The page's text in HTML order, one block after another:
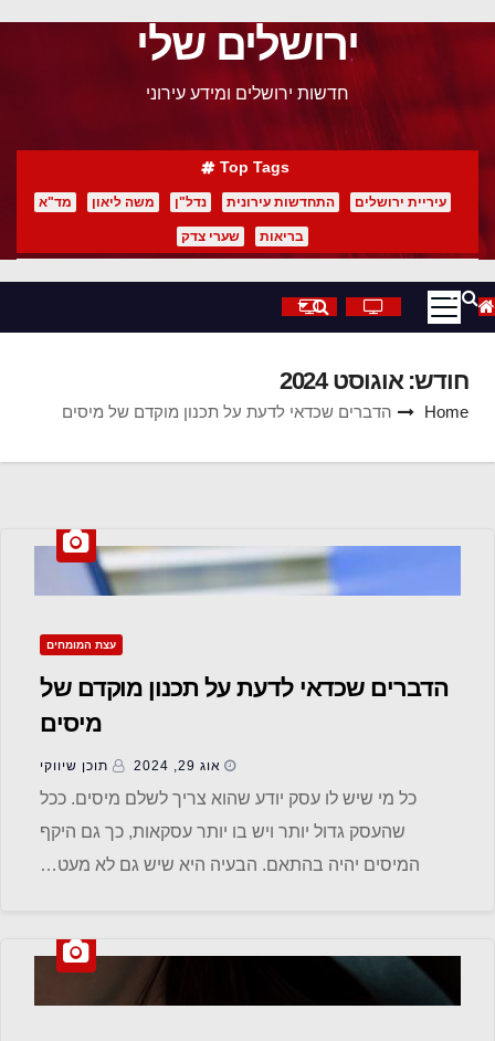
ירושלים שלי
חדשות ירושלים ומידע עירוני
Top Tags
עיריית ירושלים התחדשות עירונית נדל"ן משה ליאון מד"א
בריאות שערי צדק
חודש:אוגוסט 2024
Home הדברים שכדאי לדעת על תכנון מוקדם של מיסים
עצת המומחים
הדברים שכדאי לדעת על תכנון מוקדם של
מיסים
אוג 29, 2024 תוכן שיווקי
כל מי שיש לו עסק יודע שהוא צריך לשלם מיסים. ככל
שהעסק גדול יותר ויש בו יותר עסקאות, כך גם היקף
המיסים יהיה בהתאם. הבעיה היא שיש גם לא מעט…